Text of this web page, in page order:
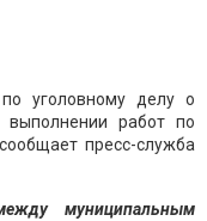
уголовному делу о
работ по
пресс-служба
муниципальным